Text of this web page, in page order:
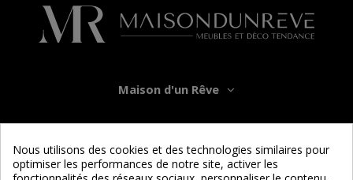
Maison d'un Rêve
Informations
Services
Nous utilisons des cookies et des technologies similaires pour
optimiser les performances de notre site, activer les